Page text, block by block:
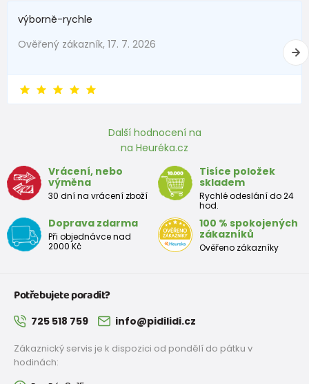
výborně-rychle
Ověřený zákazník, 17. 7. 2026
Další hodnocení na
na Heuréka.cz
Vrácení, nebo
výměna
30 dní na vrácení zboží
Tisíce položek
skladem
Rychlé odeslání do 24
hod.
Doprava zdarma
Při objednávce nad
2000 Kč
100 % spokojených
zákazníků
Ověřeno zákazníky
Potřebujete poradit?
725 518 759 info@pidilidi.cz
Zákaznický servis je k dispozici od pondělí do pátku v
hodinách: